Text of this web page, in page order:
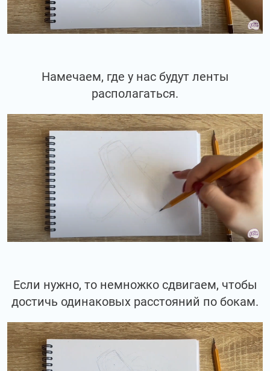
Намечаем, где у нас будут ленты
располагаться.
Если нужно, то немножко сдвигаем, чтобы
достичь одинаковых расстояний по бокам.